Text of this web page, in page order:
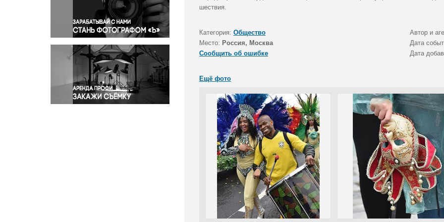
Правосудие
Происшествия и конфликты
Религия
Светская жизнь
Спорт
Экология
Экономика и бизнес
шествия.
Категория: Общество
Автор и
Место: Россия, Москва
Дата
Сообщить об ошибке
Дата
Ещё фото